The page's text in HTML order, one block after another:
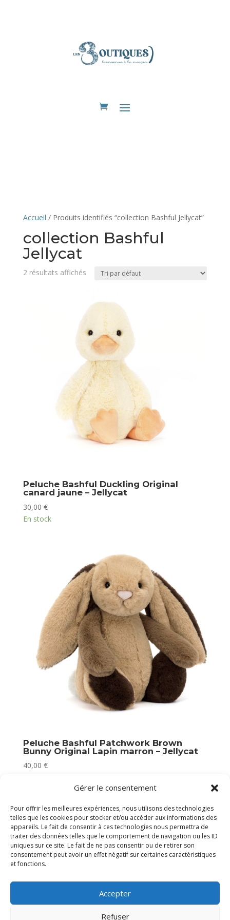
Gérer le consentement
Pour offrir les meilleures expériences, nous utilisons des technologies
telles que les cookies pour stocker et/ou accéder aux informations des
appareils. Le fait de consentir à ces technologies nous permettra de
traiter des données telles que le comportement de navigation ou les ID
uniques sur ce site. Le fait de ne pas consentir ou de retirer son
consentement peut avoir un effet négatif sur certaines caractéristiques
et fonctions.
Accepter
Refuser
Accueil / Produits identifiés “collection Bashful Jellycat”
collection Bashful
Jellycat
2 résultats affichés
Peluche Bashful Duckling Original
canard jaune – Jellycat
30,00 €
En stock
Peluche Bashful Patchwork Brown
Bunny Original Lapin marron – Jellycat
40,00 €